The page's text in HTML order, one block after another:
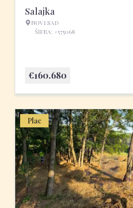
Salajka
NOVI SAD
ŠIFRA: #575068
€160.680
Plac